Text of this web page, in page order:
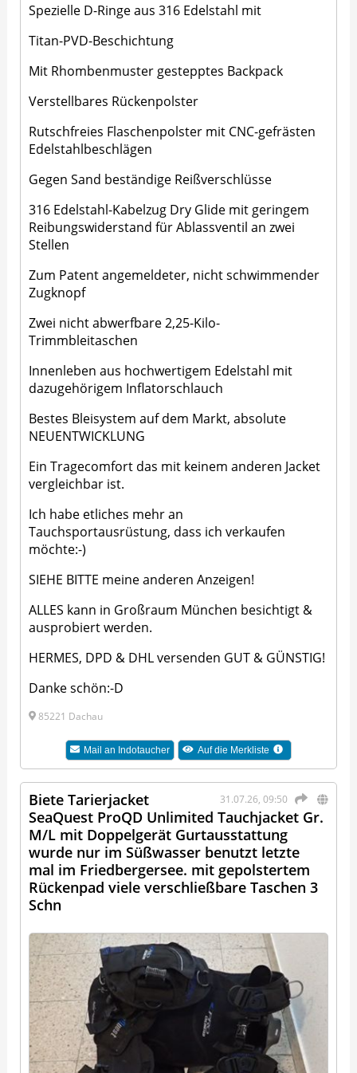
Spezielle D-Ringe aus 316 Edelstahl mit
Titan-PVD-Beschichtung
Mit Rhombenmuster gestepptes Backpack
Verstellbares Rückenpolster
Rutschfreies Flaschenpolster mit CNC-gefrästen
Edelstahlbeschlägen
Gegen Sand beständige Reißverschlüsse
316 Edelstahl-Kabelzug Dry Glide mit geringem
Reibungswiderstand für Ablassventil an zwei
Stellen
Zum Patent angemeldeter, nicht schwimmender
Zugknopf
Zwei nicht abwerfbare 2,25-Kilo-
Trimmbleitaschen
Innenleben aus hochwertigem Edelstahl mit
dazugehörigem Inflatorschlauch
Bestes Bleisystem auf dem Markt, absolute
NEUENTWICKLUNG
Ein Tragecomfort das mit keinem anderen Jacket
vergleichbar ist.
Ich habe etliches mehr an
Tauchsportausrüstung, dass ich verkaufen
möchte:-)
SIEHE BITTE meine anderen Anzeigen!
ALLES kann in Großraum München besichtigt &
ausprobiert werden.
HERMES, DPD & DHL versenden GUT & GÜNSTIG!
Danke schön:-D
85221 Dachau
Mail an Indotaucher Auf die Merkliste
31.07.26, 09:50
Biete Tarierjacket
SeaQuest ProQD Unlimited Tauchjacket Gr.
M/L mit Doppelgerät Gurtausstattung
wurde nur im Süßwasser benutzt letzte
mal im Friedbergersee. mit gepolstertem
Rückenpad viele verschließbare Taschen 3
Schn